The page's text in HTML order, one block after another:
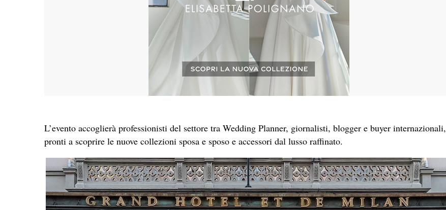
L’evento accoglierà professionisti del settore tra Wedding Planner, giornalisti, blogger e buyer internazionali,
pronti a scoprire le nuove collezioni sposa e sposo e accessori dal lusso raffinato.